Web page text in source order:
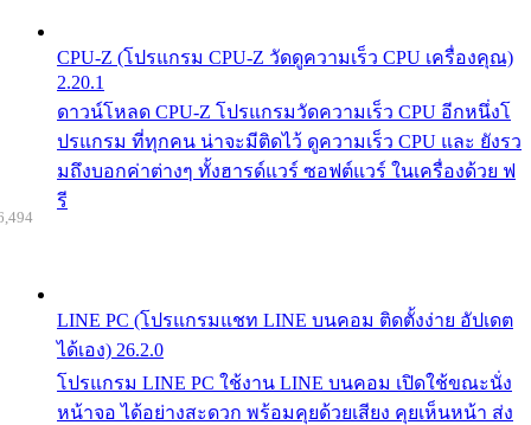
CPU-Z (โปรแกรม CPU-Z วัดดูความเร็ว CPU เครื่องคุณ)
2.20.1
ดาวน์โหลด CPU-Z โปรแกรมวัดความเร็ว CPU อีกหนึ่งโ
ปรแกรม ที่ทุกคน น่าจะมีติดไว้ ดูความเร็ว CPU และ ยังรว
มถึงบอกค่าต่างๆ ทั้งฮารด์แวร์ ซอฟต์แวร์ ในเครื่องด้วย ฟ
รี
LINE PC (โปรแกรมแชท LINE บนคอม ติดตั้งง่าย อัปเดต
ได้เอง) 26.2.0
โปรแกรม LINE PC ใช้งาน LINE บนคอม เปิดใช้ขณะนั่ง
หน้าจอ ได้อย่างสะดวก พร้อมคุยด้วยเสียง คุยเห็นหน้า ส่ง